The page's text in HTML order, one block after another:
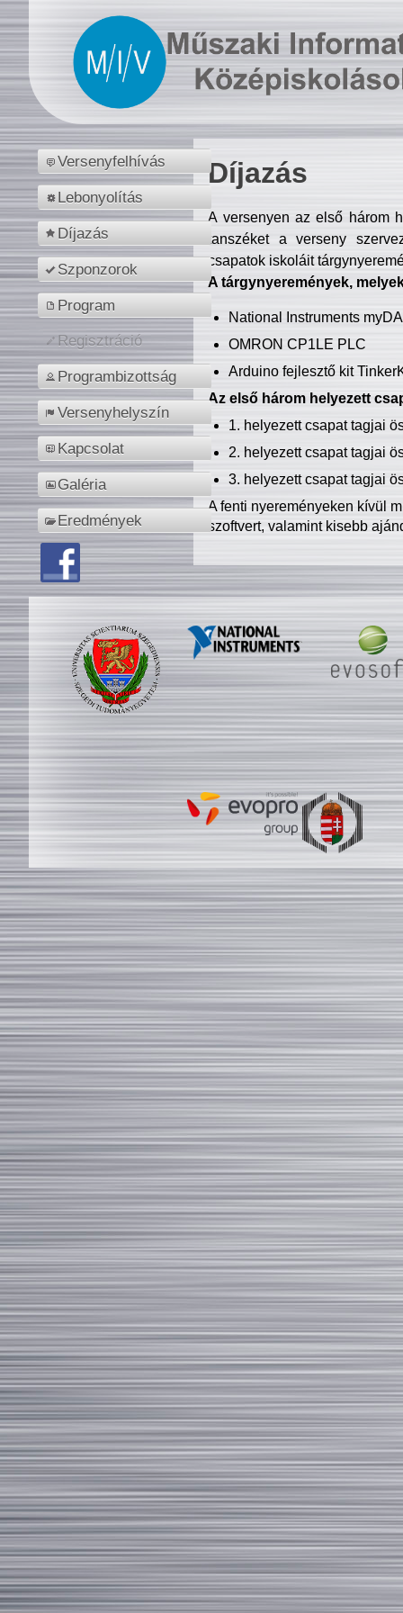
Versenyfelhívás
Lebonyolítás
Díjazás
Szponzorok
Program
Regisztráció
Programbizottság
Versenyhelyszín
Kapcsolat
Galéria
Eredmények
Díjazás
A versenyen az első három
tanszéket a verseny
csapatok iskoláit
A tárgynyeremények,
National Instruments
OMRON CP1LE PLC
Arduino fejlesztő kit
Az első három helyezett
1. helyezett csapat tagjai
2. helyezett csapat tagjai
3. helyezett csapat tagjai
A fenti nyereményeken kívül
szoftvert, valamint kisebb